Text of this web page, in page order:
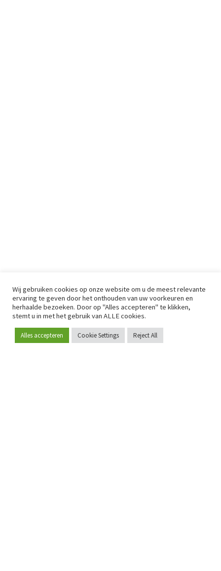
Word lid
Wij gebruiken cookies op onze website om u de meest relevante
ervaring te geven door het onthouden van uw voorkeuren en
herhaalde bezoeken. Door op "Alles accepteren" te klikken,
stemt u in met het gebruik van ALLE cookies.
Alles accepteren Cookie Settings Reject All